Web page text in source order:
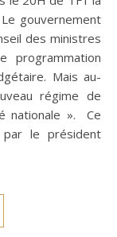
gouvernement
des ministres
programmation
Mais au-
régime de
nationale ». Ce
le président